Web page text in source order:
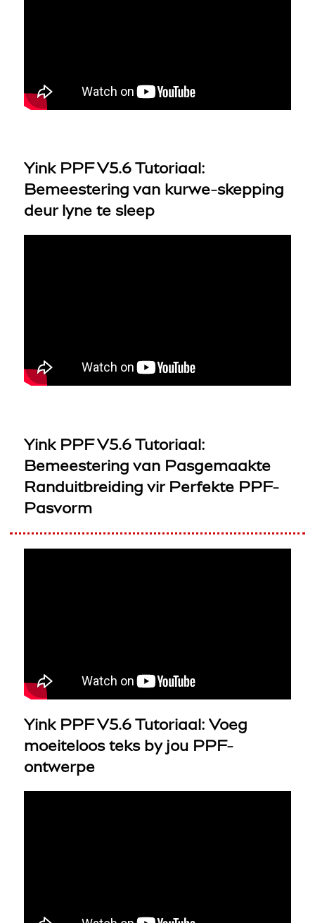
Yink PPF V5.6 Tutoriaal:
Bemeestering van kurwe-skepping
deur lyne te sleep
Yink PPF V5.6 Tutoriaal:
Bemeestering van Pasgemaakte
Randuitbreiding vir Perfekte PPF-
Pasvorm
Yink PPF V5.6 Tutoriaal: Voeg
moeiteloos teks by jou PPF-
ontwerpe